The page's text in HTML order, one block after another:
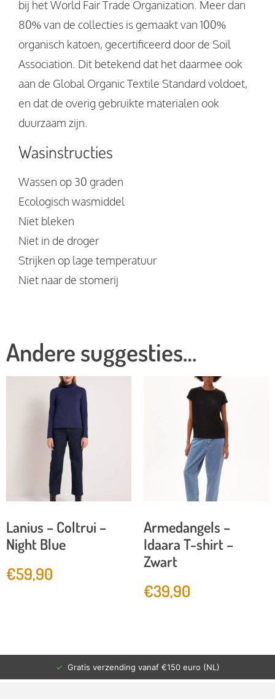
bij het World Fair Trade Organization. Meer dan
80% van de collecties is gemaakt van 100%
organisch katoen, gecertificeerd door de Soil
Association. Dit betekend dat het daarmee ook
aan de Global Organic Textile Standard voldoet,
en dat de overig gebruikte materialen ook
duurzaam zijn.
Wasinstructies
Wassen op 30 graden
Ecologisch wasmiddel
Niet bleken
Niet in de droger
Strijken op lage temperatuur
Niet naar de stomerij
Andere suggesties…
Lanius – Coltrui –
Night Blue
€59,90
Armedangels –
Idaara T-shirt –
Zwart
€39,90
✓ Gratis verzending vanaf €150 euro (NL)